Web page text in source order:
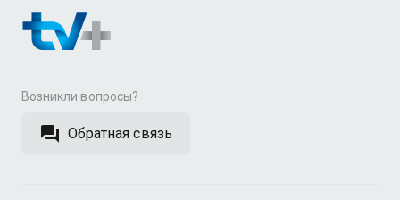
Возникли вопросы?
Обратная связь